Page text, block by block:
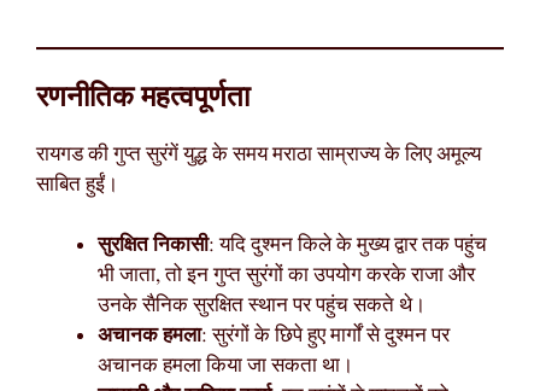
रणनीतिक महत्वपूर्णता
रायगड की गुप्त सुरंगें युद्ध के समय मराठा साम्राज्य के लिए अमूल्य
साबित हुईं।
सुरक्षित निकासी: यदि दुश्मन किले के मुख्य द्वार तक पहुंच
भी जाता, तो इन गुप्त सुरंगों का उपयोग करके राजा और
उनके सैनिक सुरक्षित स्थान पर पहुंच सकते थे।
अचानक हमला: सुरंगों के छिपे हुए मार्गों से दुश्मन पर
अचानक हमला किया जा सकता था।